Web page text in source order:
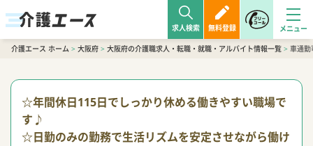
求人検索 無料登録
介護エース ホーム > 大阪府 > 大阪府の介護職求人・転職・就職・アルバイト情報一覧 > 車通
☆年間休日115日でしっかり休める働きやすい職場で
す♪
☆日勤のみの勤務で生活リズムを安定させながら働け